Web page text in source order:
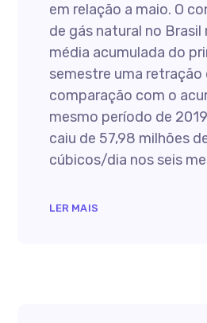
em relação a maio. O
de gás natural no Brasil
média acumulada do
semestre uma retração
comparação com o
mesmo período de
caiu de 57,98 milhões
cúbicos/dia nos seis
LER MAIS